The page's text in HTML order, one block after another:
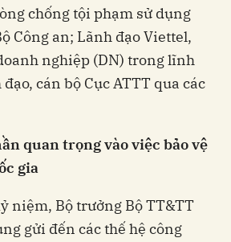
chống tội phạm sử dụng
Công an; Lãnh đạo Viettel,
nghiệp (DN) trong lĩnh
cán bộ Cục ATTT qua các
quan trọng vào việc bảo vệ
gia
niệm, Bộ trưởng Bộ TT&TT
gửi đến các thế hệ công